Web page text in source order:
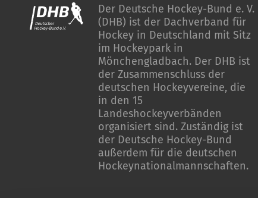
Der Deutsche Hockey-Bund e. V.
(DHB) ist der Dachverband für
Hockey in Deutschland mit Sitz
im Hockeypark in
Mönchengladbach. Der DHB ist
der Zusammenschluss der
deutschen Hockeyvereine, die
in den 15
Landeshockeyverbänden
organisiert sind. Zuständig ist
der Deutsche Hockey-Bund
außerdem für die deutschen
Hockeynationalmannschaften.